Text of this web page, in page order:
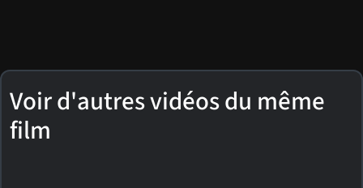
Voir d'autres vidéos du même
film